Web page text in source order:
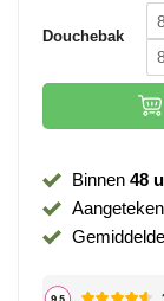
Douchebak
Binnen 48
Gemiddelde